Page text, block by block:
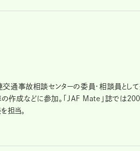
交通事故相談センターの委員・相談員とし
作成などに参加。「JAF Mate」誌では
担当。